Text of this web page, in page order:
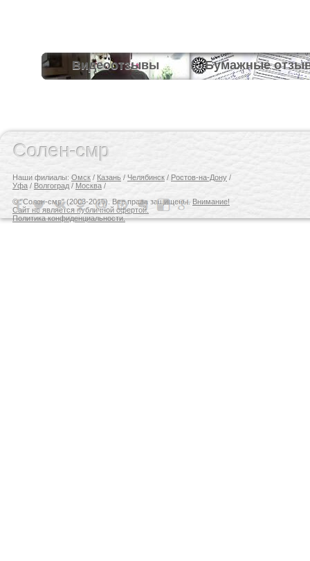
Видеоотзывы Бумажные
Солен-смр
Наши филиалы: Омск / Казань / Челябинск / Ростов-на-Дону /
Уфа / Волгоград / Москва /
© "Солен-смр" (2003-2015). Все права защищены. Внимание!
Сайт не является публичной офертой.
Политика конфиденциальности.